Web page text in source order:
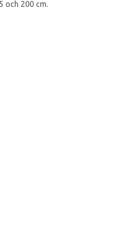
och 200 cm.